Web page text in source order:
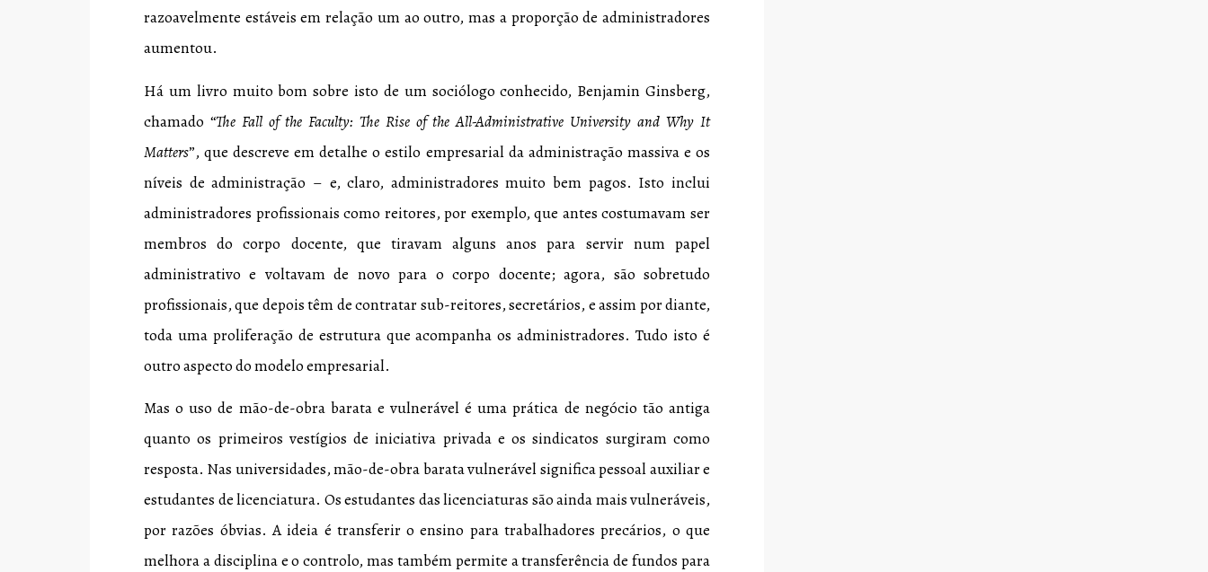
razoavelmente estáveis em relação um ao outro, mas a proporção de administradores
aumentou.
Há um livro muito bom sobre isto de um sociólogo conhecido, Benjamin Ginsberg,
chamado “The Fall of the Faculty: The Rise of the All-Administrative University and Why It
Matters”, que descreve em detalhe o estilo empresarial da administração massiva e os
níveis de administração – e, claro, administradores muito bem pagos. Isto inclui
administradores profissionais como reitores, por exemplo, que antes costumavam ser
membros do corpo docente, que tiravam alguns anos para servir num papel
administrativo e voltavam de novo para o corpo docente; agora, são sobretudo
profissionais, que depois têm de contratar sub-reitores, secretários, e assim por diante,
toda uma proliferação de estrutura que acompanha os administradores. Tudo isto é
outro aspecto do modelo empresarial.
Mas o uso de mão-de-obra barata e vulnerável é uma prática de negócio tão antiga
quanto os primeiros vestígios de iniciativa privada e os sindicatos surgiram como
resposta. Nas universidades, mão-de-obra barata vulnerável significa pessoal auxiliar e
estudantes de licenciatura. Os estudantes das licenciaturas são ainda mais vulneráveis,
por razões óbvias. A ideia é transferir o ensino para trabalhadores precários, o que
melhora a disciplina e o controlo, mas também permite a transferência de fundos para